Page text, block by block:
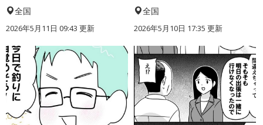
全国
2026年5月11日 09:43 更新
全国
2026年5月10日 17:35 更新